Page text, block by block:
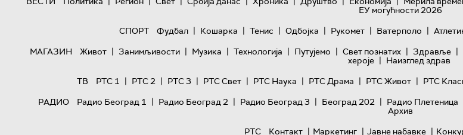
ЕУ могућности 2026
СПОРТ
Фудбал | Кошарка | Тенис | Одбојка | Рукомет | Ватерполо |
МАГАЗИН
Живот | Занимљивости | Музика | Технологијa | Путујемо | Свет познатих | Здравље |
хероје | Наизглед здрав
ТВ
РТС 1 | РТС 2 | РТС 3 | РТС Свет | РТС Наука | РТС Драма | РТС Живот | РТС
РАДИО
Радио Београд 1 | Радио Београд 2 | Радио Београд 3 | Београд 202 | Радио Плетеница
Архив
РТС
Контакт | Маркетинг | Јавне набавке |